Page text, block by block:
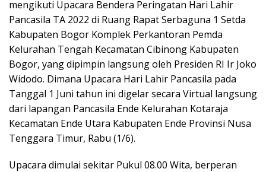
mengikuti Upacara Bendera Peringatan Hari Lahir
Pancasila TA 2022 di Ruang Rapat Serbaguna 1 Setda
Kabupaten Bogor Komplek Perkantoran Pemda
Kelurahan Tengah Kecamatan Cibinong Kabupaten
Bogor, yang dipimpin langsung oleh Presiden RI Ir Joko
Widodo. Dimana Upacara Hari Lahir Pancasila pada
Tanggal 1 Juni tahun ini digelar secara Virtual langsung
dari lapangan Pancasila Ende Kelurahan Kotaraja
Kecamatan Ende Utara Kabupaten Ende Provinsi Nusa
Tenggara Timur, Rabu (1/6).
Upacara dimulai sekitar Pukul 08.00 Wita, berperan